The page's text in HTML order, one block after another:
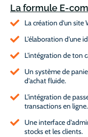
La formule E-
La création d’un
L'élaboration d'une
L'intégration de ton
Un système de
d'achat fluide.
L'intégration de
transactions en ligne.
Une interface
stocks et les clients.